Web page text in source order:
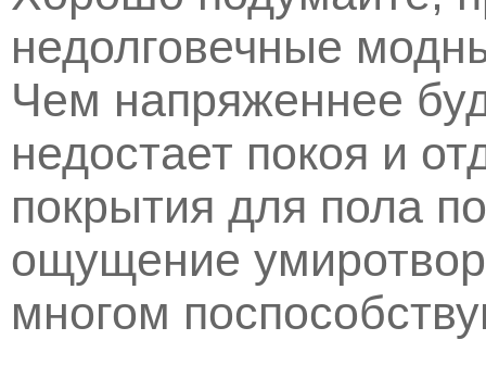
недолговечные
Чем напряженнее
недостает покоя и
покрытия для пола
ощущение
многом